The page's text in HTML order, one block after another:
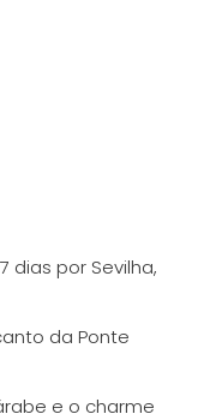
dias por Sevilha,
da Ponte
e o charme